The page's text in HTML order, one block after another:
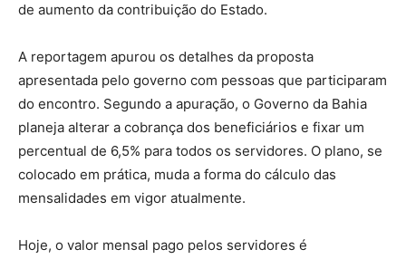
de aumento da contribuição do Estado.
A reportagem apurou os detalhes da proposta
apresentada pelo governo com pessoas que participaram
do encontro. Segundo a apuração, o Governo da Bahia
planeja alterar a cobrança dos beneficiários e fixar um
percentual de 6,5% para todos os servidores. O plano, se
colocado em prática, muda a forma do cálculo das
mensalidades em vigor atualmente.
Hoje, o valor mensal pago pelos servidores é